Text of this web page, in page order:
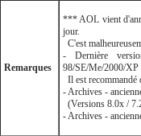
Remarques
*** AOL vient
jour.
C'est
- Dernière
98/SE/Me/2000/XP
Il est
- Archives -
(Versions 8.0x /
- Archives -